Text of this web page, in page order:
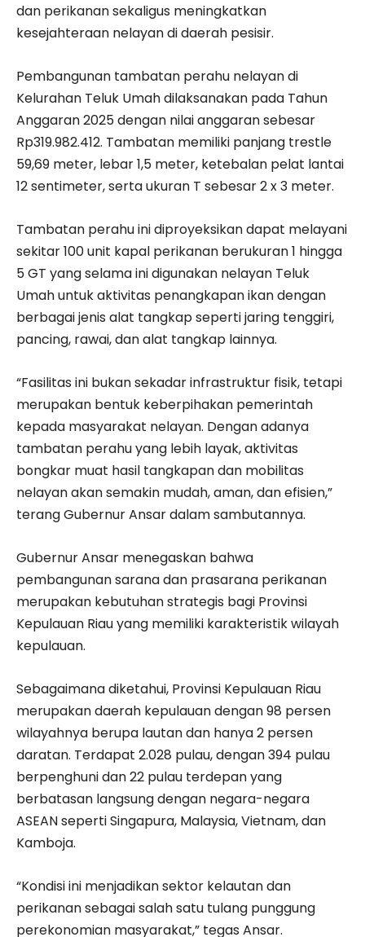
dan perikanan sekaligus meningkatkan
kesejahteraan nelayan di daerah pesisir.
Pembangunan tambatan perahu nelayan di
Kelurahan Teluk Umah dilaksanakan pada Tahun
Anggaran 2025 dengan nilai anggaran sebesar
Rp319.982.412. Tambatan memiliki panjang trestle
59,69 meter, lebar 1,5 meter, ketebalan pelat lantai
12 sentimeter, serta ukuran T sebesar 2 x 3 meter.
Tambatan perahu ini diproyeksikan dapat melayani
sekitar 100 unit kapal perikanan berukuran 1 hingga
5 GT yang selama ini digunakan nelayan Teluk
Umah untuk aktivitas penangkapan ikan dengan
berbagai jenis alat tangkap seperti jaring tenggiri,
pancing, rawai, dan alat tangkap lainnya.
“Fasilitas ini bukan sekadar infrastruktur fisik, tetapi
merupakan bentuk keberpihakan pemerintah
kepada masyarakat nelayan. Dengan adanya
tambatan perahu yang lebih layak, aktivitas
bongkar muat hasil tangkapan dan mobilitas
nelayan akan semakin mudah, aman, dan efisien,”
terang Gubernur Ansar dalam sambutannya.
Gubernur Ansar menegaskan bahwa
pembangunan sarana dan prasarana perikanan
merupakan kebutuhan strategis bagi Provinsi
Kepulauan Riau yang memiliki karakteristik wilayah
kepulauan.
Sebagaimana diketahui, Provinsi Kepulauan Riau
merupakan daerah kepulauan dengan 98 persen
wilayahnya berupa lautan dan hanya 2 persen
daratan. Terdapat 2.028 pulau, dengan 394 pulau
berpenghuni dan 22 pulau terdepan yang
berbatasan langsung dengan negara-negara
ASEAN seperti Singapura, Malaysia, Vietnam, dan
Kamboja.
“Kondisi ini menjadikan sektor kelautan dan
perikanan sebagai salah satu tulang punggung
perekonomian masyarakat,” tegas Ansar.